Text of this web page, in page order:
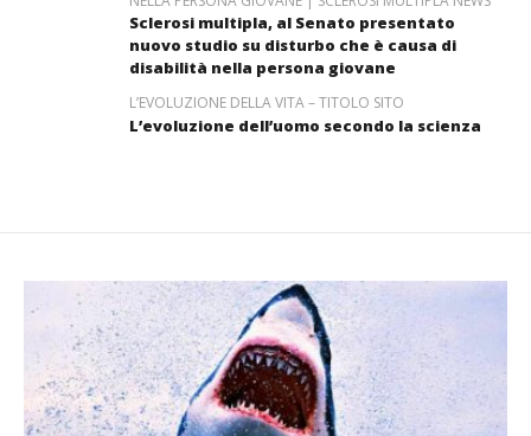
Sclerosi multipla, al Senato presentato
nuovo studio su disturbo che è causa di
disabilità nella persona giovane
L’EVOLUZIONE DELLA VITA – TITOLO SITO
L’evoluzione dell’uomo secondo la scienza